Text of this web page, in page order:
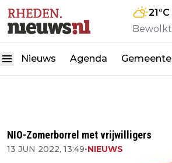
21°C
Bewolkt
Nieuws Agenda Gemeente
NIO-Zomerborrel met vrijwilligers
13 JUN 2022, 13:49•NIEUWS